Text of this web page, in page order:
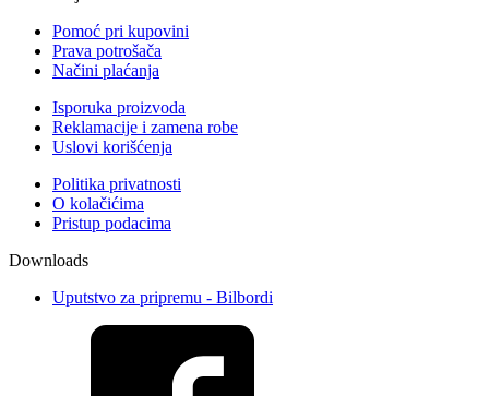
Pomoć pri kupovini
Prava potrošača
Načini plaćanja
Isporuka proizvoda
Reklamacije i zamena robe
Uslovi korišćenja
Politika privatnosti
O kolačićima
Pristup podacima
Downloads
Uputstvo za pripremu - Bilbordi